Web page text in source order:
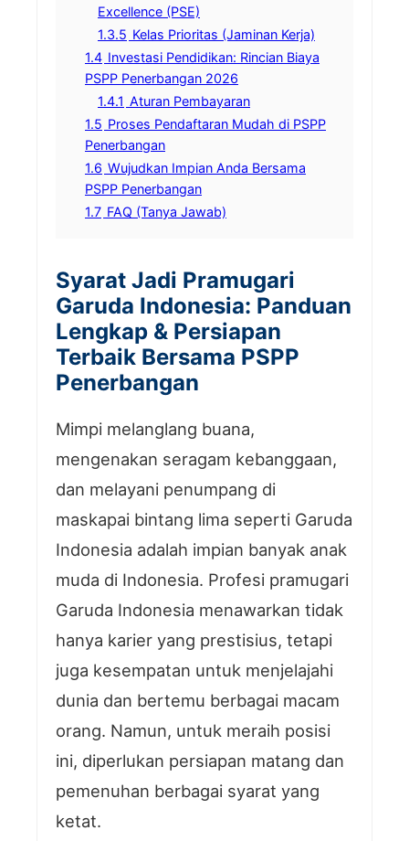
Excellence (PSE)
1.3.5 Kelas Prioritas (Jaminan Kerja)
1.4 Investasi Pendidikan: Rincian Biaya
PSPP Penerbangan 2026
1.4.1 Aturan Pembayaran
1.5 Proses Pendaftaran Mudah di PSPP
Penerbangan
1.6 Wujudkan Impian Anda Bersama
PSPP Penerbangan
1.7 FAQ (Tanya Jawab)
Syarat Jadi Pramugari
Garuda Indonesia: Panduan
Lengkap & Persiapan
Terbaik Bersama PSPP
Penerbangan
Mimpi melanglang buana,
mengenakan seragam kebanggaan,
dan melayani penumpang di
maskapai bintang lima seperti Garuda
Indonesia adalah impian banyak anak
muda di Indonesia. Profesi pramugari
Garuda Indonesia menawarkan tidak
hanya karier yang prestisius, tetapi
juga kesempatan untuk menjelajahi
dunia dan bertemu berbagai macam
orang. Namun, untuk meraih posisi
ini, diperlukan persiapan matang dan
pemenuhan berbagai syarat yang
ketat.